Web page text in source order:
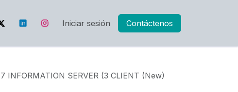
Iniciar sesión Contáctenos
INFORMATION SERVER (3 CLIENT (New)